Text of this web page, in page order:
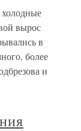
вырос
в
более
и